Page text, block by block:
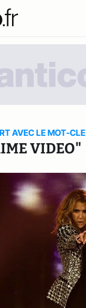
AVEC LE MOT-CLE
VIDEO"